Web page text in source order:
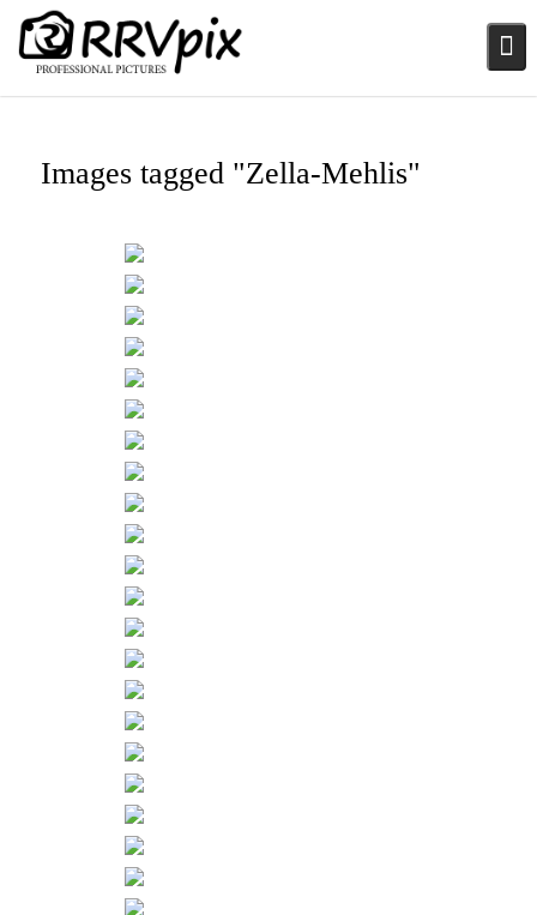
content
Images tagged "Zella-Mehlis"